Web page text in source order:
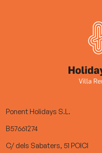
Ponent Holidays S.L.
B57661274
C/ dels Sabaters, 51 POICI